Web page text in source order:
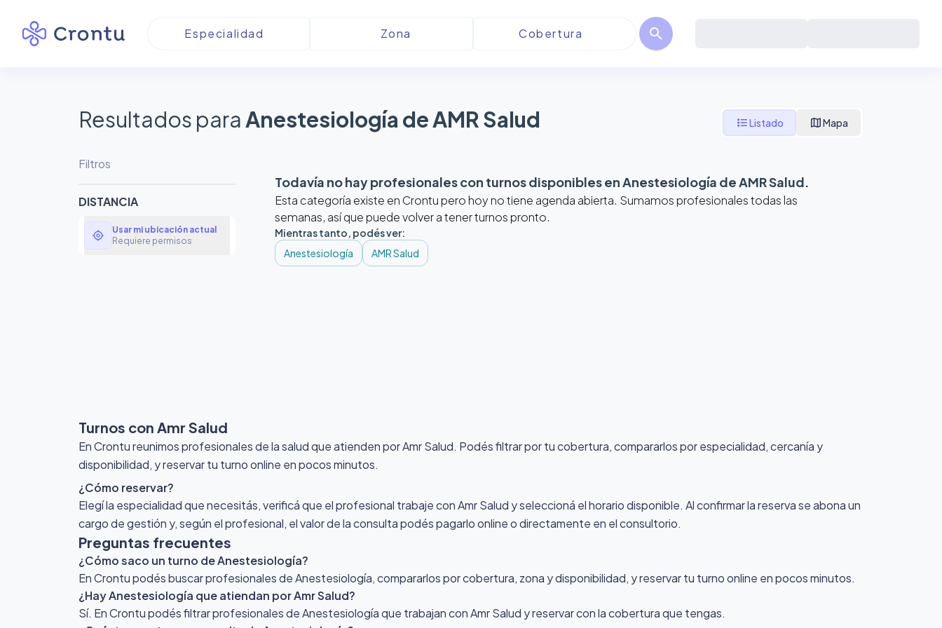
search
Resultados paraAnestesiología de AMR Salud format_list_bulletedListado mapMapa
Filtros
DISTANCIA
my_location
Usar mi ubicación actual
Requiere permisos
Todavía no hay profesionales con turnos disponibles enAnestesiología de AMR Salud.
Esta categoría existe en Crontu pero hoy no tiene agenda abierta. Sumamos profesionales todas las
semanas, así que puede volver a tener turnos pronto.
Mientras tanto, podés ver:
Anestesiología
AMR Salud
Turnos con Amr Salud
En Crontu reunimos profesionales de la salud que atienden por Amr Salud. Podés filtrar por tu cobertura, compararlos por especialidad, cercanía y
disponibilidad, y reservar tu turno online en pocos minutos.
¿Cómo reservar?
Elegí la especialidad que necesitás, verificá que el profesional trabaje con Amr Salud y seleccioná el horario disponible. Al confirmar la reserva se abona un
cargo de gestión y, según el profesional, el valor de la consulta podés pagarlo online o directamente en el consultorio.
Preguntas frecuentes
¿Cómo saco un turno de Anestesiología?
En Crontu podés buscar profesionales de Anestesiología, compararlos por cobertura, zona y disponibilidad, y reservar tu turno online en pocos minutos.
¿Hay Anestesiología que atiendan por Amr Salud?
Sí. En Crontu podés filtrar profesionales de Anestesiología que trabajan con Amr Salud y reservar con la cobertura que tengas.